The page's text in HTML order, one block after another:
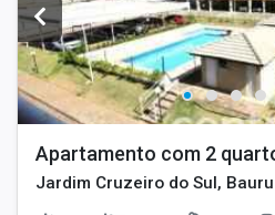
Apartamento com 2
Jardim Cruzeiro do Sul, Bauru